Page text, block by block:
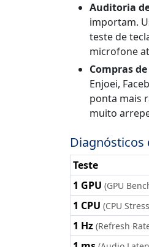
Auditoria
importam.
teste de
microfone
Compras
Enjoei,
ponta mais
muito
Diagnósticos
Teste
1 GPU (GPU
1 CPU (CPU
1 Hz (Refresh